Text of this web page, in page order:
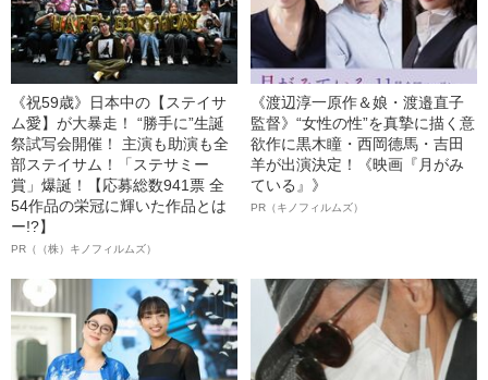
《祝59歳》日本中の【ステイサ
ム愛】が大暴走！ “勝手に”生誕
祭試写会開催！ 主演も助演も全
部ステイサム！「ステサミー
賞」爆誕！【応募総数941票 全
54作品の栄冠に輝いた作品とは
ー!?】
PR（（株）キノフィルムズ）
《渡辺淳一原作＆娘・渡邉直子
監督》“女性の性”を真摯に描く意
欲作に黒木瞳・西岡德馬・吉田
羊が出演決定！《映画『月がみ
ている』》
PR（キノフィルムズ）